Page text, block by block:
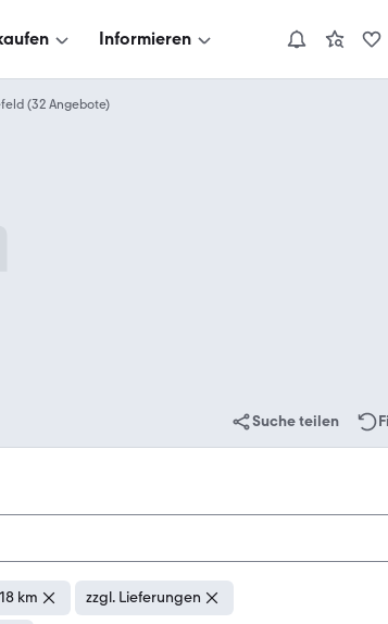
Informieren
(32 Angebote)
Suche teilen
km zzgl. Lieferungen